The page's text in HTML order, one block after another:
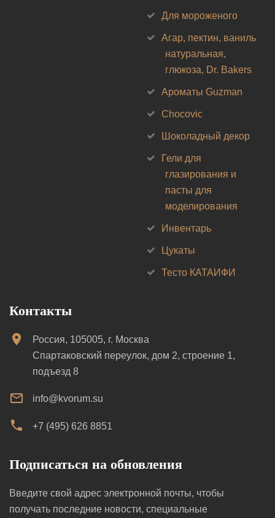
Для мороженого
Агар, пектин, ваниль
натуральная,
глюкоза, Dr. Bakers
Ароматы Guzman
Chocovic
Шоколадный декор
Гели для
глазирования и
пасты для
моделирования
Инвентарь
Цукаты
Тесто КАТАИФИ
Контакты
Россия, 105005, г. Москва
Спартаковский переулок, дом 2, строение 1,
подъезд 8
info@kvorum.su
+7 (495) 626 8851
Подписаться на обновления
Введите свой адрес электронной почты, чтобы
получать последние новости, специальные